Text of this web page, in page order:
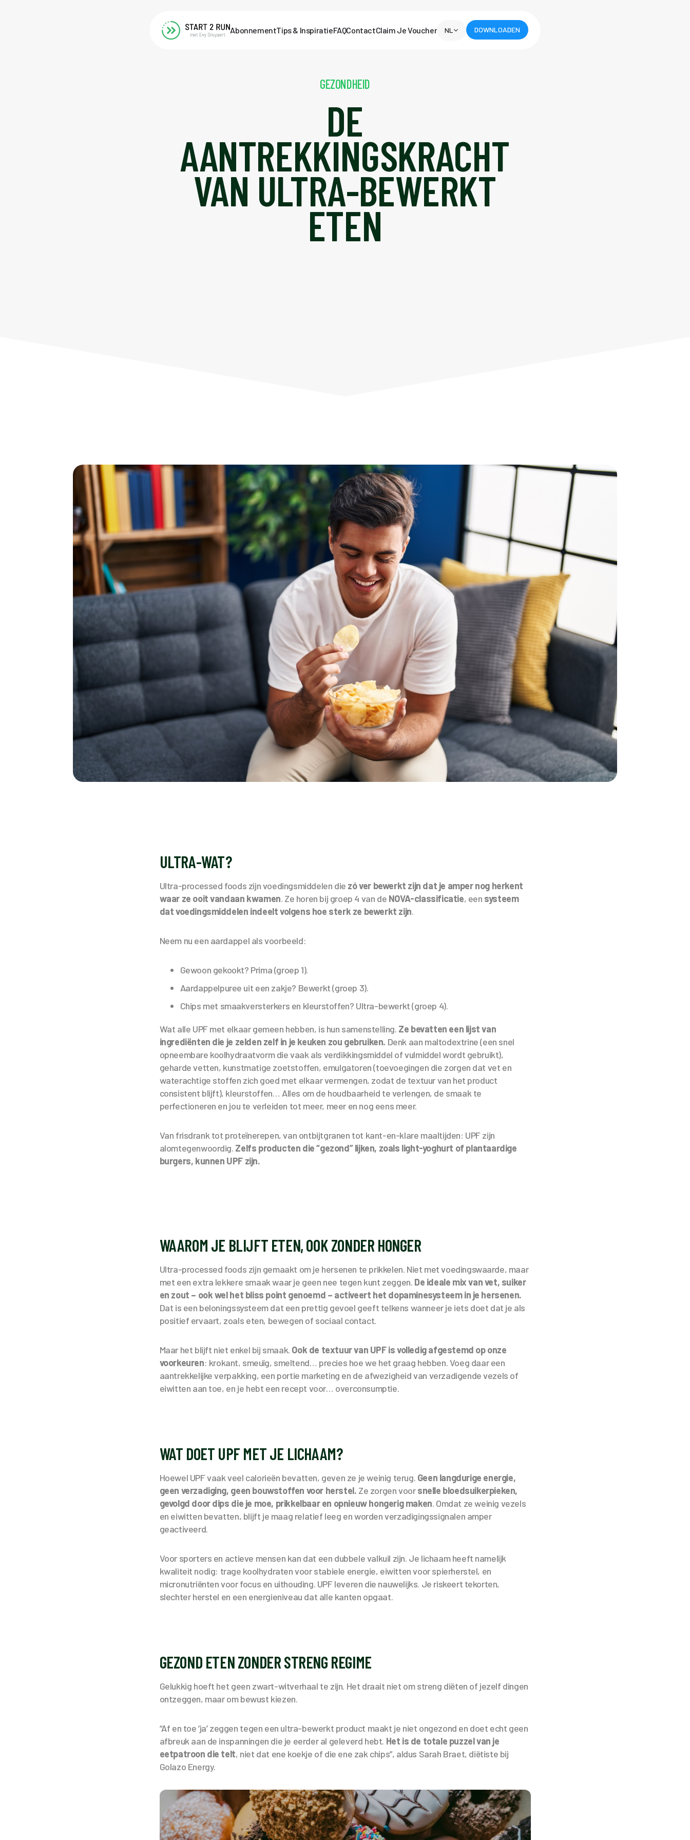
AbonnementTips & InspiratieFAQContactClaim Je Voucher NL DOWNLOADEN
GEZONDHEID
DE
AANTREKKINGSKRACHT
VAN ULTRA-BEWERKT
ETEN
ULTRA-WAT?
Ultra-processed foods zijn voedingsmiddelen die zó ver bewerkt zijn dat je amper nog herkent
waar ze ooit vandaan kwamen. Ze horen bij groep 4 van de NOVA-classificatie, een systeem
dat voedingsmiddelen indeelt volgens hoe sterk ze bewerkt zijn.
Neem nu een aardappel als voorbeeld:
Gewoon gekookt? Prima (groep 1).
Aardappelpuree uit een zakje? Bewerkt (groep 3).
Chips met smaakversterkers en kleurstoffen? Ultra-bewerkt (groep 4).
Wat alle UPF met elkaar gemeen hebben, is hun samenstelling. Ze bevatten een lijst van
ingrediënten die je zelden zelf in je keuken zou gebruiken. Denk aan maltodextrine (een snel
opneembare koolhydraatvorm die vaak als verdikkingsmiddel of vulmiddel wordt gebruikt),
geharde vetten, kunstmatige zoetstoffen, emulgatoren (toevoegingen die zorgen dat vet en
waterachtige stoffen zich goed met elkaar vermengen, zodat de textuur van het product
consistent blijft), kleurstoffen… Alles om de houdbaarheid te verlengen, de smaak te
perfectioneren en jou te verleiden tot meer, meer en nog eens meer.
Van frisdrank tot proteïnerepen, van ontbijtgranen tot kant-en-klare maaltijden: UPF zijn
alomtegenwoordig. Zelfs producten die “gezond” lijken, zoals light-yoghurt of plantaardige
burgers, kunnen UPF zijn.
WAAROM JE BLIJFT ETEN, OOK ZONDER HONGER
Ultra-processed foods zijn gemaakt om je hersenen te prikkelen. Niet met voedingswaarde, maar
met een extra lekkere smaak waar je geen nee tegen kunt zeggen. De ideale mix van vet, suiker
en zout – ook wel het bliss point genoemd – activeert het dopaminesysteem in je hersenen.
Dat is een beloningssysteem dat een prettig gevoel geeft telkens wanneer je iets doet dat je als
positief ervaart, zoals eten, bewegen of sociaal contact.
Maar het blijft niet enkel bij smaak. Ook de textuur van UPF is volledig afgestemd op onze
voorkeuren: krokant, smeuïg, smeltend… precies hoe we het graag hebben. Voeg daar een
aantrekkelijke verpakking, een portie marketing en de afwezigheid van verzadigende vezels of
eiwitten aan toe, en je hebt een recept voor… overconsumptie.
WAT DOET UPF MET JE LICHAAM?
Hoewel UPF vaak veel calorieën bevatten, geven ze je weinig terug. Geen langdurige energie,
geen verzadiging, geen bouwstoffen voor herstel. Ze zorgen voorsnelle bloedsuikerpieken,
gevolgd door dips die je moe, prikkelbaar en opnieuw hongerig maken. Omdat ze weinig vezels
en eiwitten bevatten, blijft je maag relatief leeg en worden verzadigingssignalen amper
geactiveerd.
Voor sporters en actieve mensen kan dat een dubbele valkuil zijn. Je lichaam heeft namelijk
kwaliteit nodig: trage koolhydraten voor stabiele energie, eiwitten voor spierherstel, en
micronutriënten voor focus en uithouding. UPF leveren die nauwelijks. Je riskeert tekorten,
slechter herstel en een energieniveau dat alle kanten opgaat.
GEZOND ETEN ZONDER STRENG REGIME
Gelukkig hoeft het geen zwart-witverhaal te zijn. Het draait niet om streng diëten of jezelf dingen
ontzeggen, maar om bewust kiezen.
“Af en toe ‘ja’ zeggen tegen een ultra-bewerkt product maakt je niet ongezond en doet echt geen
afbreuk aan de inspanningen die je eerder al geleverd hebt. Het is de totale puzzel van je
eetpatroon die telt, niet dat ene koekje of die ene zak chips”, aldus Sarah Braet, diëtiste bij
Golazo Energy.